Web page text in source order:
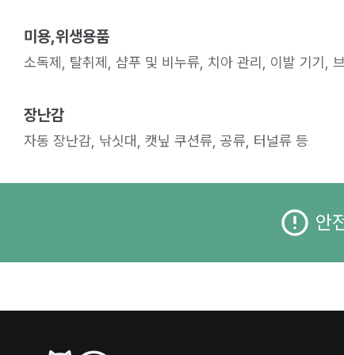
미용,위생용품
소독제, 탈취제, 샴푸 및 비누류, 치아 관리, 이발 기기,
장난감
자동 장난감, 낚싯대, 캣닢 쿠션류, 공류, 터널류 등
안